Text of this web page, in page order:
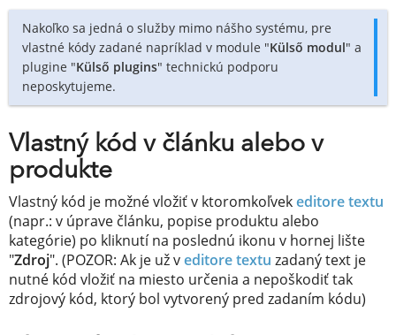
Nakoľko sa jedná o služby mimo nášho systému, pre
vlastné kódy zadané napríklad v module "Külső modul" a
plugine "Külső plugins" technickú podporu
neposkytujeme.
Vlastný kód v článku alebo v
produkte
Vlastný kód je možné vložiť v ktoromkoľvekeditore textu
(napr.: v úprave článku, popise produktu alebo
kategórie) po kliknutí na poslednú ikonu v hornej lište
"Zdroj". (POZOR: Ak je už veditore textu zadaný text je
nutné kód vložiť na miesto určenia a nepoškodiť tak
zdrojový kód, ktorý bol vytvorený pred zadaním kódu)